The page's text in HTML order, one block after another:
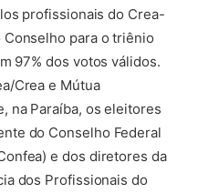
profissionais do Crea-
para o triênio
97% dos votos válidos.
Crea e Mútua
na Paraíba, os eleitores
do Conselho Federal
e dos diretores da
dos Profissionais do